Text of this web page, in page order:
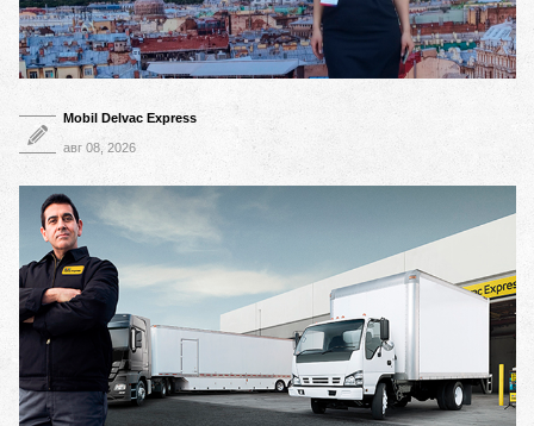
Mobil Delvac Express
авг 08, 2026